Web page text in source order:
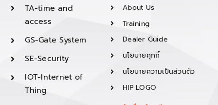
TA-time and
access
GS-Gate System
SE-Security
IOT-Internet of
Thing
About Us
Training
Dealer Guide
นโยบายคุกกี้
นโยบายความเป็นส่วนตัว
HIP LOGO